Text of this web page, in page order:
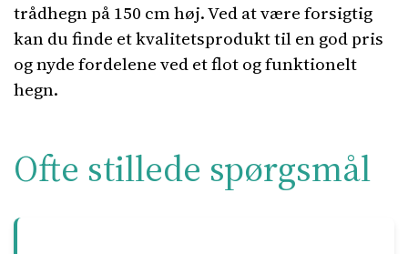
trådhegn på 150 cm høj. Ved at være forsigtig
kan du finde et kvalitetsprodukt til en god pris
og nyde fordelene ved et flot og funktionelt
hegn.
Ofte stillede spørgsmål